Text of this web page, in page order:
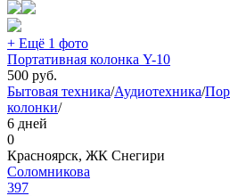
+ Ещё 1 фото
Портативная колонка Y-10
500 руб.
Бытовая техника/Аудиотехника/
колонки/
6 дней
0
Красноярск, ЖК Снегири
Соломникова
397